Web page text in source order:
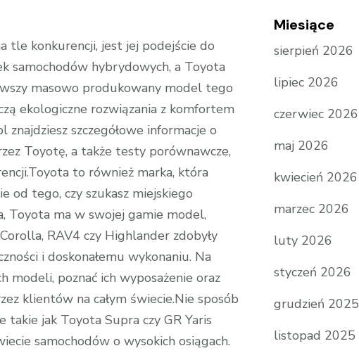
tle konkurencji, jest jej podejście do
samochodów hybrydowych, a Toyota
masowo produkowany model tego
ekologiczne rozwiązania z komfortem
szczegółowe informacje o
Toyotę, a także testy porównawcze,
to również marka, która
od tego, czy szukasz miejskiego
Toyota ma w swojej gamie model,
RAV4 czy Highlander zdobyły
i doskonałemu wykonaniu. Na
modeli, poznać ich wyposażenie oraz
klientów na całym świecie.Nie sposób
jak Toyota Supra czy GR Yaris
samochodów o wysokich osiągach.
Miesiące
sierpień 2026
lipiec 2026
czerwiec 2026
maj 2026
kwiecień 2026
marzec 2026
luty 2026
styczeń 2026
grudzień 2025
listopad 2025